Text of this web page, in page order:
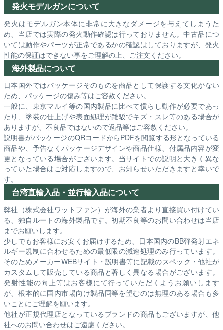
発火モデルガンについて
発火はモデルガン本体に非常に大きなダメージを与えてしまうた
め、当店では実際の発火動作確認は行っておりません。中古品につ
いては動作やパーツが正常であるかの確認はしておりますが、発火
性能の保証はできない事をご理解の上、ご注文ください。
海外製品について
日本国外ではパッケージそのものを商品として保護する文化がない
ため、パッケージの傷み等はご容赦ください。
一般に、東京マルイ等の国内製品に比べて慣らし動作が必要であっ
たり、塗装の仕上げや表面処理が雑駁でキズ・スレ等のある場合が
ありますが、不良品ではないので返品等はご容赦ください。
説明書がパッケージのQRコードからPDFを閲覧する形となっている
商品や、予告なくパッケージデザインや商品仕様、付属品内容が変
更となっている場合がございます。当サイトでの説明と大きく異な
っていた場合はご対応しますので、お知らせいただきますと幸いで
す。
台湾直輸入品・並行輸入品について
弊社（株式会社ワットファン）が海外の業者より直接買い付けてい
る、独自ルートの海外製品です。初期不良等のお問い合わせは当店
までお願いします。
少しでもお客様にお安くお届けするため、日本国内のBB弾発射エネ
ルギー規制に合わせるための最低限の減速処理のみ行っています。
そのためメーカーWEBサイト・説明書等に記載のスペック・他社が
カスタムして販売している商品と著しく異なる場合がございます。
発射性能の向上等はお客様にて行っていただくようお願いします
が、根本的に国内市場向け製品同等を望むのは無理のある場合も多
いことにご理解を願います。
他社が正規代理店となっているブランドの商品もございますが、他
社へのお問い合わせはご遠慮ください。